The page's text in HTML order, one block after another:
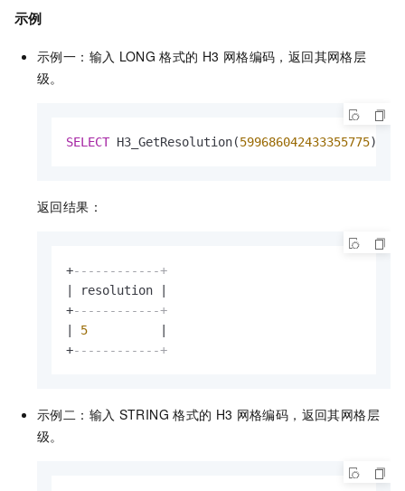
示例
示例一：输入 LONG 格式的 H3 网格编码，返回其网格层
级。
SELECT H3_GetResolution(599686042433355775)
返回结果：
+------------+
|
resolution
|
+------------+
|
5
|
+------------+
示例二：输入 STRING 格式的 H3 网格编码，返回其网格层
级。